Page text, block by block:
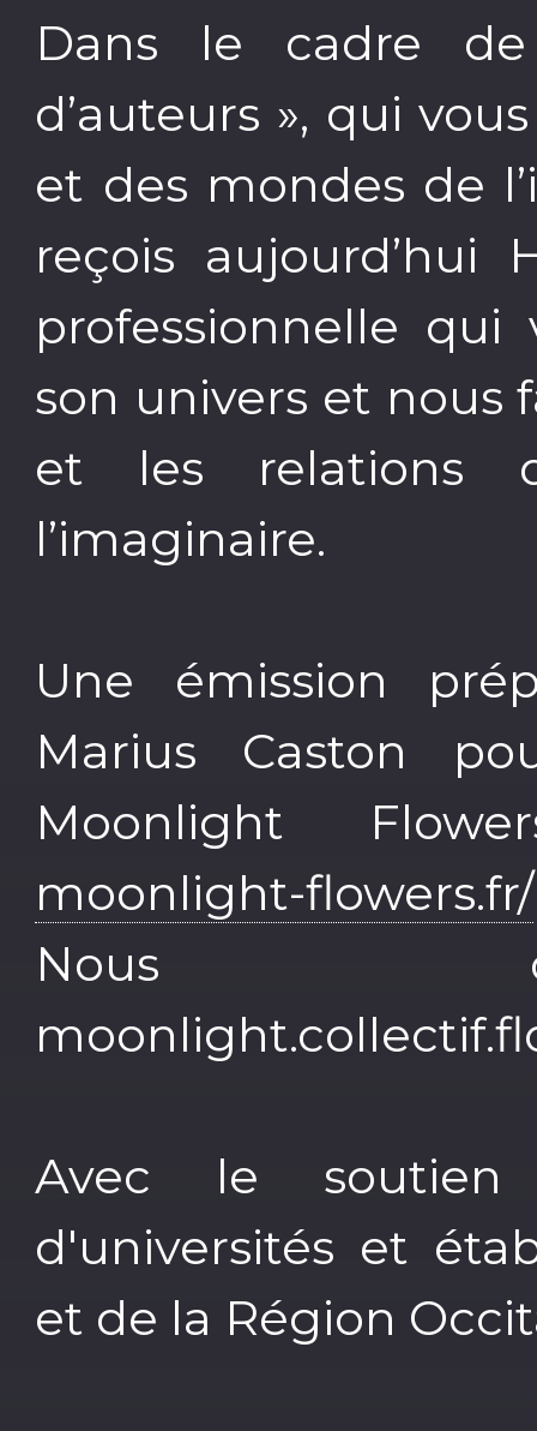
Dans le cadre de
d’auteurs », qui
et des mondes de
reçois aujourd’hui
professionnelle
son univers et nous
et les relations
l’imaginaire.
Une émission
Marius Caston
Moonlight
moonlight-flowers.fr/
Nous
Avec le
d'universités et
et de la Région